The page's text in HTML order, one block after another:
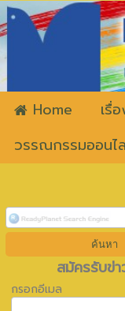
Home เรื่
วรรณกรรมออนไ
สมัครรับข่
กรอกอีเมล